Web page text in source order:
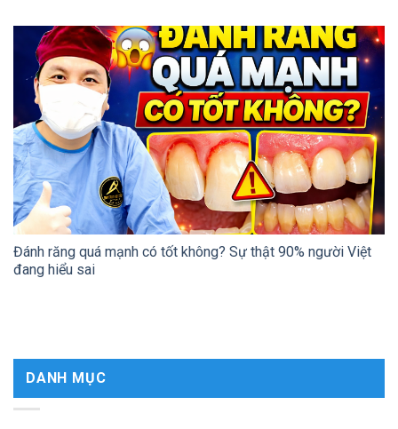
Đánh răng quá mạnh có tốt không? Sự thật 90% người Việt
đang hiểu sai
DANH MỤC